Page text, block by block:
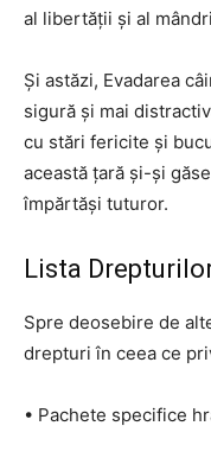
al libertății și al
Și astăzi, Evadarea
sigură și mai
cu stări fericite și
această țară și-și
împărtăși tuturor.
Lista
Spre deosebire de
drepturi în ceea ce
• Pachete specifice